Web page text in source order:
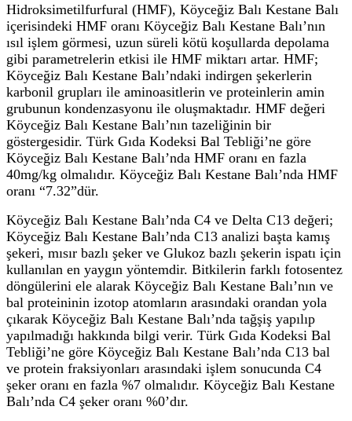
Hidroksimetilfurfural (HMF), Köyceğiz Balı Kestane Balı
içerisindeki HMF oranı Köyceğiz Balı Kestane Balı’nın
ısıl işlem görmesi, uzun süreli kötü koşullarda depolama
gibi parametrelerin etkisi ile HMF miktarı artar. HMF;
Köyceğiz Balı Kestane Balı’ndaki indirgen şekerlerin
karbonil grupları ile aminoasitlerin ve proteinlerin amin
grubunun kondenzasyonu ile oluşmaktadır. HMF değeri
Köyceğiz Balı Kestane Balı’nın tazeliğinin bir
göstergesidir. Türk Gıda Kodeksi Bal Tebliği’ne göre
Köyceğiz Balı Kestane Balı’nda HMF oranı en fazla
40mg/kg olmalıdır. Köyceğiz Balı Kestane Balı’nda HMF
oranı “7.32”dür.
Köyceğiz Balı Kestane Balı’nda C4 ve Delta C13 değeri;
Köyceğiz Balı Kestane Balı’nda C13 analizi başta kamış
şekeri, mısır bazlı şeker ve Glukoz bazlı şekerin ispatı için
kullanılan en yaygın yöntemdir. Bitkilerin farklı fotosentez
döngülerini ele alarak Köyceğiz Balı Kestane Balı’nın ve
bal proteininin izotop atomların arasındaki orandan yola
çıkarak Köyceğiz Balı Kestane Balı’nda tağşiş yapılıp
yapılmadığı hakkında bilgi verir. Türk Gıda Kodeksi Bal
Tebliği’ne göre Köyceğiz Balı Kestane Balı’nda C13 bal
ve protein fraksiyonları arasındaki işlem sonucunda C4
şeker oranı en fazla %7 olmalıdır. Köyceğiz Balı Kestane
Balı’nda C4 şeker oranı %0’dır.